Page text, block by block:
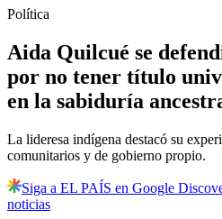
Política
Aida Quilcué se
por no tener título
en la sabiduría
La lideresa indígena destacó su
comunitarios y de gobierno propio.
Siga a EL PAÍS en Google
noticias